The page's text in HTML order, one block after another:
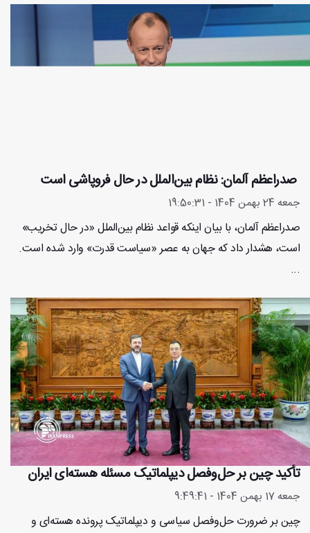
صدراعظم آلمان: نظام بین‌الملل در حال فروپاشی است
جمعه 24 بهمن 1404 - 19:50:31
صدراعظم آلمان، با بیان اینکه قواعد نظام بین‌الملل «در حال تخریب»
است، هشدار داد که جهان به عصر «سیاست قدرت» وارد شده است.
...
تأکید چین بر حل‌وفصل دیپلماتیک مسئله هسته‌ای ایران
جمعه 17 بهمن 1404 - 9:49:41
چین بر ضرورت حل‌وفصل سیاسی و دیپلماتیک پرونده هسته‌ای و